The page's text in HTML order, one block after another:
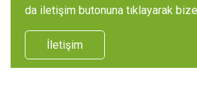
da iletişim butonuna tıklayarak
İletişim